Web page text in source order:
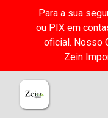
Para a sua
ou PIX em
oficial. Nosso
Zein